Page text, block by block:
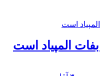
المپیاد است